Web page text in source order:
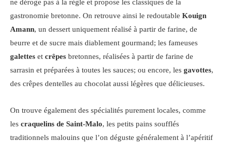
ne déroge pas à la règle et propose les classiques de la
gastronomie bretonne. On retrouve ainsi le redoutable Kouign
Amann, un dessert uniquement réalisé à partir de farine, de
beurre et de sucre mais diablement gourmand; les fameuses
galettes et crêpes bretonnes, réalisées à partir de farine de
sarrasin et préparées à toutes les sauces; ou encore, les gavottes,
des crêpes dentelles au chocolat aussi légères que délicieuses.
On trouve également des spécialités purement locales, comme
les craquelins de Saint-Malo, les petits pains soufflés
traditionnels malouins que l’on déguste généralement à l’apéritif